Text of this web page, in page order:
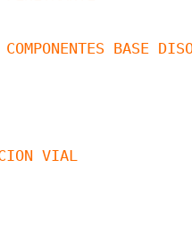
BASE
VIAL